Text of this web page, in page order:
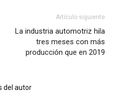
Artículo siguiente
La industria automotriz hila
tres meses con más
producción que en 2019
del autor